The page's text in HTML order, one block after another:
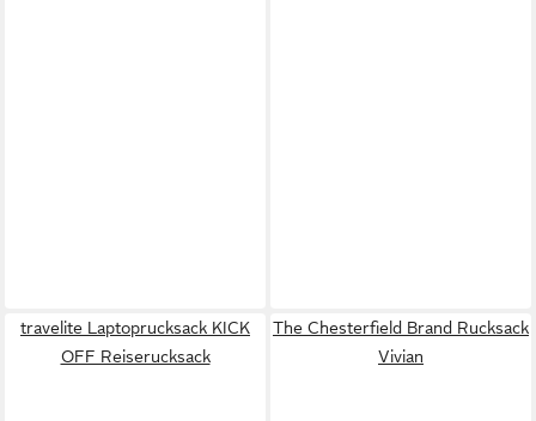
travelite Laptoprucksack KICK
OFF Reiserucksack
The Chesterfield Brand Rucksack
Vivian